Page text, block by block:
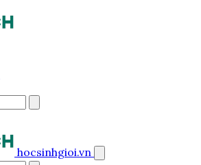
hocsinhgioi.vn